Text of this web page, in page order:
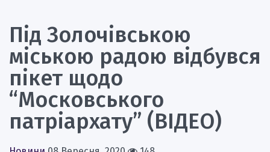
Під Золочівською
міською радою відбувся
пікет щодо
“Московського
патріархату” (ВІДЕО)